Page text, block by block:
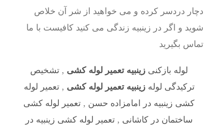
دچار دردسر کرده و می خواهید از شر آن خلاص
شوید و اگر در زینبیه زندگی می کنید کافیست با ما
تماس بگیرید
لوله بازکنی زینبیه تعمیر لوله کشی , تشخیص
ترکیدگی لولهزینبیه تعمیر لوله کشی ,تعمیر لوله
کشی زینبیه در امامزاده حسن , تعمیر لوله کشی
ساختمان در کاشانی , تعمیر لوله کشی زینبیه در